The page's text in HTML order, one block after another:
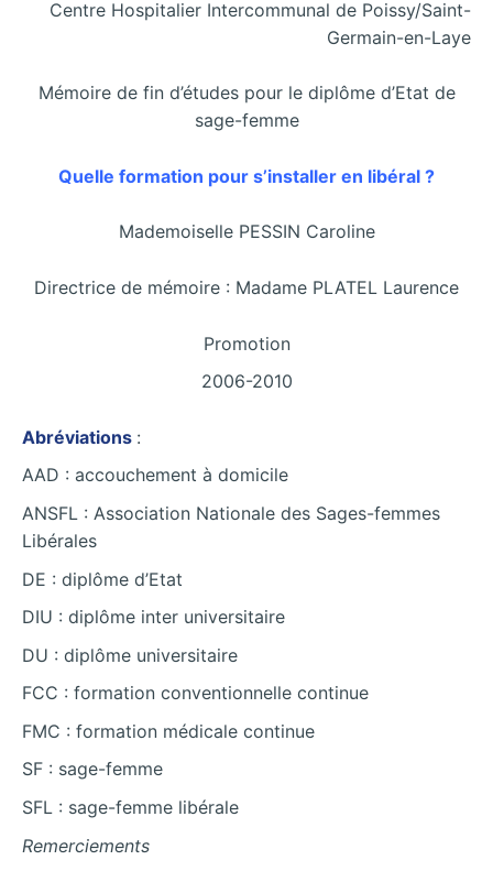
Centre Hospitalier Intercommunal de Poissy/Saint-
Germain-en-Laye
Mémoire de fin d’études pour le diplôme d’Etat de
sage-femme
Quelle formation pour s’installer en libéral ?
Mademoiselle PESSIN Caroline
Directrice de mémoire : Madame PLATEL Laurence
Promotion
2006-2010
Abréviations :
AAD : accouchement à domicile
ANSFL : Association Nationale des Sages-femmes
Libérales
DE : diplôme d’Etat
DIU : diplôme inter universitaire
DU : diplôme universitaire
FCC : formation conventionnelle continue
FMC : formation médicale continue
SF : sage-femme
SFL : sage-femme libérale
Remerciements